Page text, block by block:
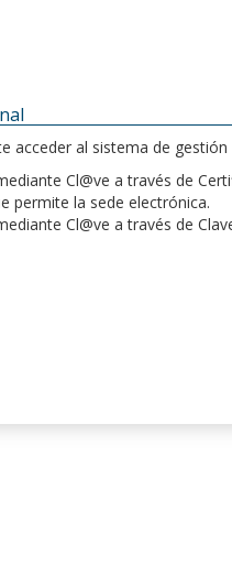
acceder al sistema de
Cl@ve a través de
permite la sede electrónica.
Cl@ve a través de